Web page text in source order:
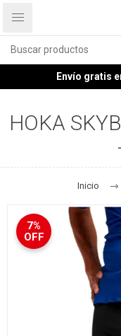
Envío gratis
HOKA
Inicio
7%
OFF